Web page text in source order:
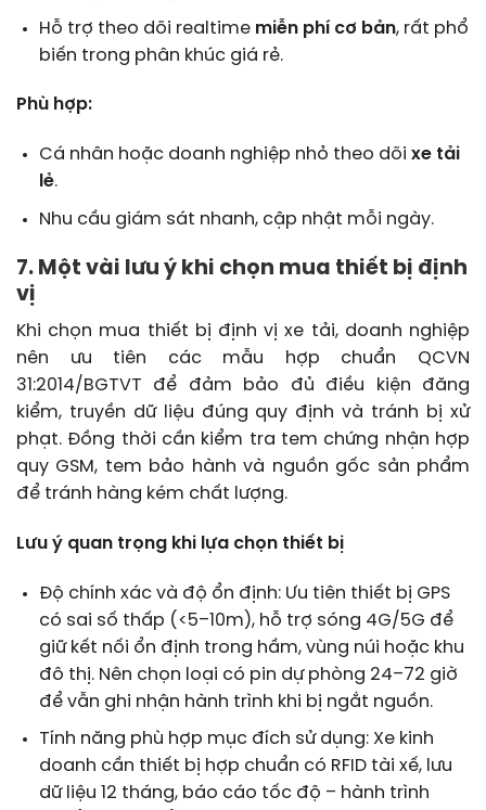
Hỗ trợ theo dõi realtime miễn phí cơ bản, rất phổ
biến trong phân khúc giá rẻ.
Phù hợp:
Cá nhân hoặc doanh nghiệp nhỏ theo dõi xe tải
lẻ.
Nhu cầu giám sát nhanh, cập nhật mỗi ngày.
7. Một vài lưu ý khi chọn mua thiết bị định
vị
Khi chọn mua thiết bị định vị xe tải, doanh nghiệp
nên ưu tiên các mẫu hợp chuẩn QCVN
31:2014/BGTVT để đảm bảo đủ điều kiện đăng
kiểm, truyền dữ liệu đúng quy định và tránh bị xử
phạt. Đồng thời cần kiểm tra tem chứng nhận hợp
quy GSM, tem bảo hành và nguồn gốc sản phẩm
để tránh hàng kém chất lượng.
Lưu ý quan trọng khi lựa chọn thiết bị
Độ chính xác và độ ổn định: Ưu tiên thiết bị GPS
có sai số thấp (<5–10m), hỗ trợ sóng 4G/5G để
giữ kết nối ổn định trong hầm, vùng núi hoặc khu
đô thị. Nên chọn loại có pin dự phòng 24–72 giờ
để vẫn ghi nhận hành trình khi bị ngắt nguồn.
Tính năng phù hợp mục đích sử dụng: Xe kinh
doanh cần thiết bị hợp chuẩn có RFID tài xế, lưu
dữ liệu 12 tháng, báo cáo tốc độ – hành trình